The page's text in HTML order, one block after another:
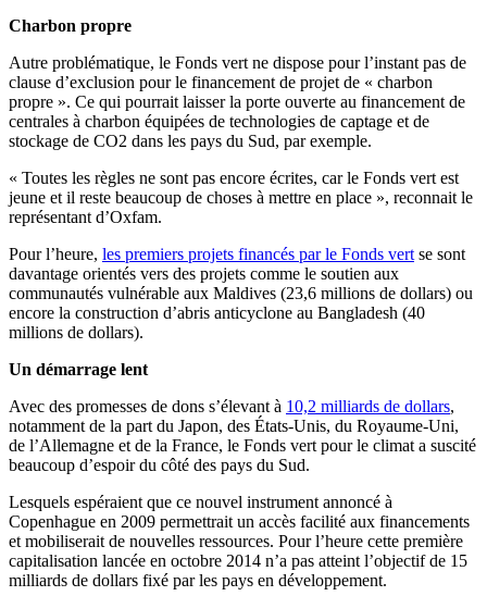
Charbon propre
Autre problématique, le Fonds vert ne dispose pour l’instant pas de
clause d’exclusion pour le financement de projet de « charbon
propre ». Ce qui pourrait laisser la porte ouverte au financement de
centrales à charbon équipées de technologies de captage et de
stockage de CO2 dans les pays du Sud, par exemple.
« Toutes les règles ne sont pas encore écrites, car le Fonds vert est
jeune et il reste beaucoup de choses à mettre en place », reconnait le
représentant d’Oxfam.
Pour l’heure, les premiers projets financés par le Fonds vert se sont
davantage orientés vers des projets comme le soutien aux
communautés vulnérable aux Maldives (23,6 millions de dollars) ou
encore la construction d’abris anticyclone au Bangladesh (40
millions de dollars).
Un démarrage lent
Avec des promesses de dons s’élevant à 10,2 milliards de dollars,
notamment de la part du Japon, des États-Unis, du Royaume-Uni,
de l’Allemagne et de la France, le Fonds vert pour le climat a suscité
beaucoup d’espoir du côté des pays du Sud.
Lesquels espéraient que ce nouvel instrument annoncé à
Copenhague en 2009 permettrait un accès facilité aux financements
et mobiliserait de nouvelles ressources. Pour l’heure cette première
capitalisation lancée en octobre 2014 n’a pas atteint l’objectif de 15
milliards de dollars fixé par les pays en développement.